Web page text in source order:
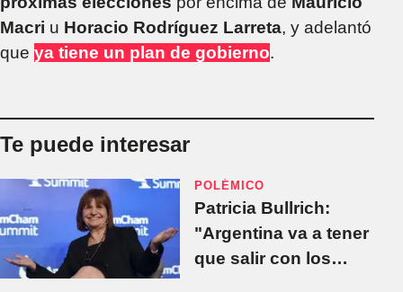
Macri u Horacio Rodríguez Larreta, y adelantó
que ya tiene un plan de gobierno.
Te puede interesar
POLÉMICO
Patricia Bullrich:
"Argentina va a tener
que salir con los